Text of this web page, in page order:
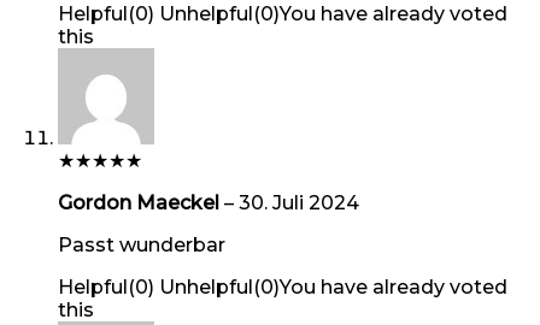
Helpful(0) Unhelpful(0)You have already voted
this
★★★★★
Gordon Maeckel – 30. Juli 2024
Passt wunderbar
Helpful(0) Unhelpful(0)You have already voted
this